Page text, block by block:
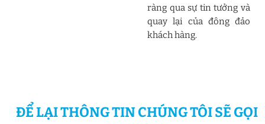
ràng qua sự tin tưởng và
quay lại của đông đảo
khách hàng.
ĐỂ LẠI THÔNG TIN CHÚNG TÔI SẼ GỌI